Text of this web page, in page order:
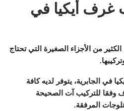
غرف أيكيا في
من الأجزاء الصغيرة التي تحتاج
في الجابرية، يتوفر لديه كافة
وفقا للتركيب آت الصحيحة
المرفقة.